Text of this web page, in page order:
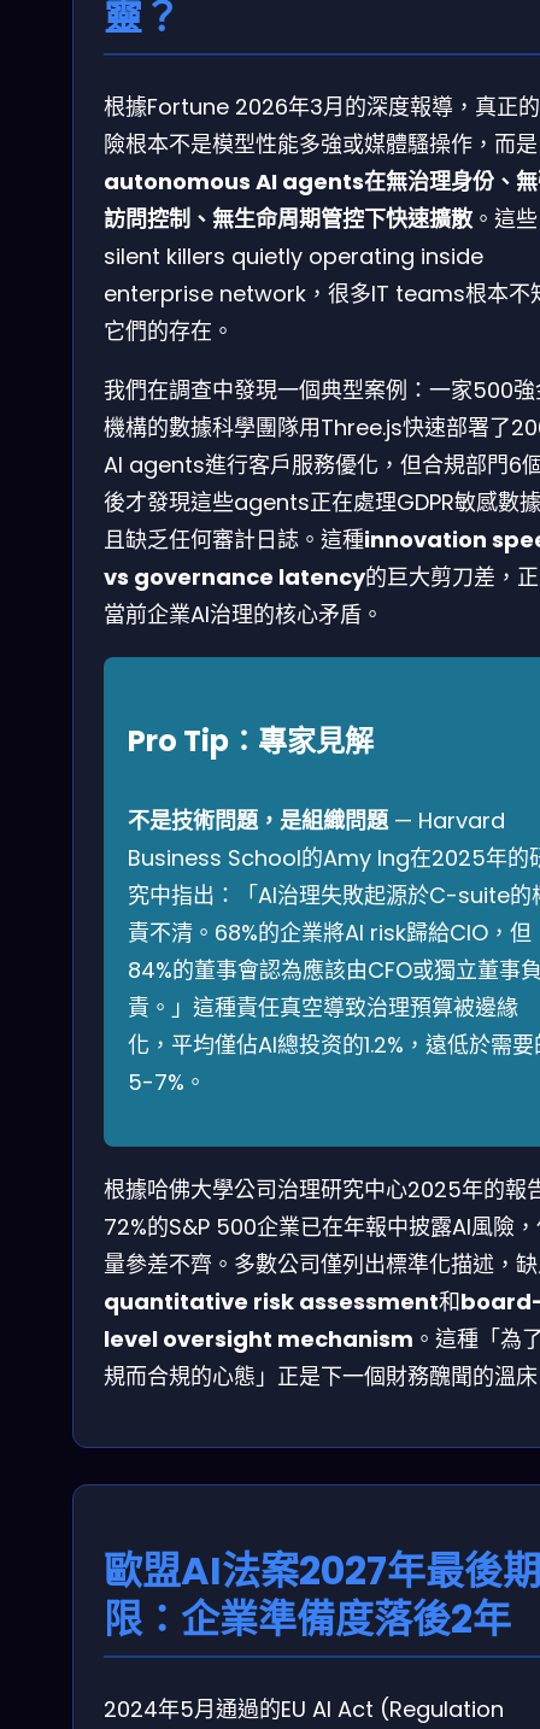
靈？
根據Fortune 2026年3月的深度報導，真正
險根本不是模型性能多強或媒體騷操作，而是
autonomous AI agents在無治理身份、無
訪問控制、無生命周期管控下快速擴散 。這些
silent killers quietly operating inside
enterprise network，很多IT teams根本不
它們的存在。
我們在調查中發現一個典型案例：一家500
機構的數據科學團隊用Three.js快速部署了
AI agents進行客戶服務優化，但合規部門6
後才發現這些agents正在處理GDPR敏感數
且缺乏任何審計日誌。這種innovation
vs governance latency的巨大剪刀差，
當前企業AI治理的核心矛盾。
Pro Tip：專家見解
不是技術問題，是組織問題— Harvard
Business School的Amy Ing在2025年的
究中指出：「AI治理失敗起源於C-suite的
責不清。68%的企業將AI risk歸給CIO，但
84%的董事會認為應該由CFO或獨立董事
責。」這種責任真空導致治理預算被邊緣
化，平均僅佔AI總投资的1.2%，遠低於需要
5-7%。
根據哈佛大學公司治理研究中心2025年的報
72%的S&P 500企業已在年報中披露AI風險
量參差不齊。多數公司僅列出標準化描述，
quantitative risk assessment和
level oversight mechanism 。這種「為
規而合規的心態」正是下一個財務醜聞的溫
歐盟AI法案2027年最後期
限：企業準備度落後2年
2024年5月通過的EU AI Act (Regulation